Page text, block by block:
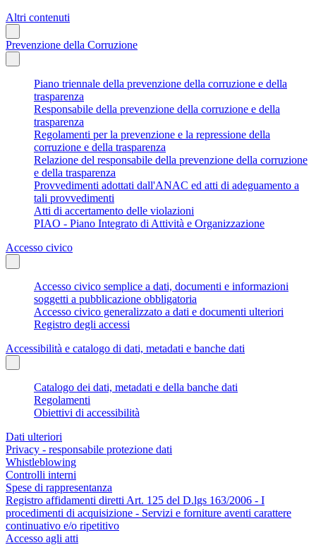
Altri contenuti
Prevenzione della Corruzione
Piano triennale della prevenzione della corruzione e della
trasparenza
Responsabile della prevenzione della corruzione e della
trasparenza
Regolamenti per la prevenzione e la repressione della
corruzione e della trasparenza
Relazione del responsabile della prevenzione della corruzione
e della trasparenza
Provvedimenti adottati dall'ANAC ed atti di adeguamento a
tali provvedimenti
Atti di accertamento delle violazioni
PIAO - Piano Integrato di Attività e Organizzazione
Accesso civico
Accesso civico semplice a dati, documenti e informazioni
soggetti a pubblicazione obbligatoria
Accesso civico generalizzato a dati e documenti ulteriori
Registro degli accessi
Accessibilità e catalogo di dati, metadati e banche dati
Catalogo dei dati, metadati e della banche dati
Regolamenti
Obiettivi di accessibilità
Dati ulteriori
Privacy - responsabile protezione dati
Whistleblowing
Controlli interni
Spese di rappresentanza
Registro affidamenti diretti Art. 125 del D.lgs 163/2006 - I
procedimenti di acquisizione - Servizi e forniture aventi carattere
continuativo e/o ripetitivo
Accesso agli atti